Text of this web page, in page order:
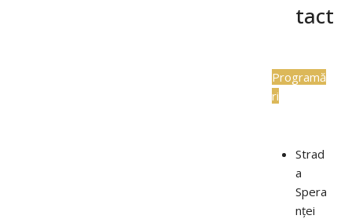
tact
Programă
ri
Strad
a
Spera
nței